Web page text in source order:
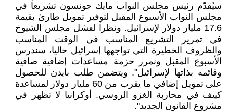
سيُقدّم رئيس مجلس النواب مايك جونسون تشريعاً في
مجلس النواب الأسبوع المقبل لتوفير تمويل طارئ بقيمة
17.6 مليار دولار لإسرائيل. ونظراً لفشل مجلس الشيوخ
في تمرير التشريع المناسب في الوقت المناسب
والظروف الخطيرة التي تواجهها إسرائيل حاليا، سندرس
الأسبوع المقبل ونمرر حزمة مساعدات إضافية صافية
وقائمه بذاتها لإسرائيل". ويتضمن طلب بايدن للحصول
على تمويل إضافي ما يقرب من 60 مليار دولار لمساعدة
كييف في محاربة الغزو الروسي. أوكرانيا لا تظهر في
مشروع القانون الجديد".